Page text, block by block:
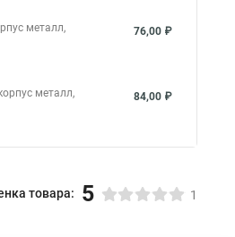
металл,
76,00 ₽
металл,
84,00 ₽
товара: 5 1